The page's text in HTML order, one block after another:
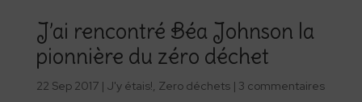
J’ai rencontré Béa Johnson la
pionnière du zéro déchet
22 Sep 2017| J'y étais!, Zero déchets| 3 commentaires